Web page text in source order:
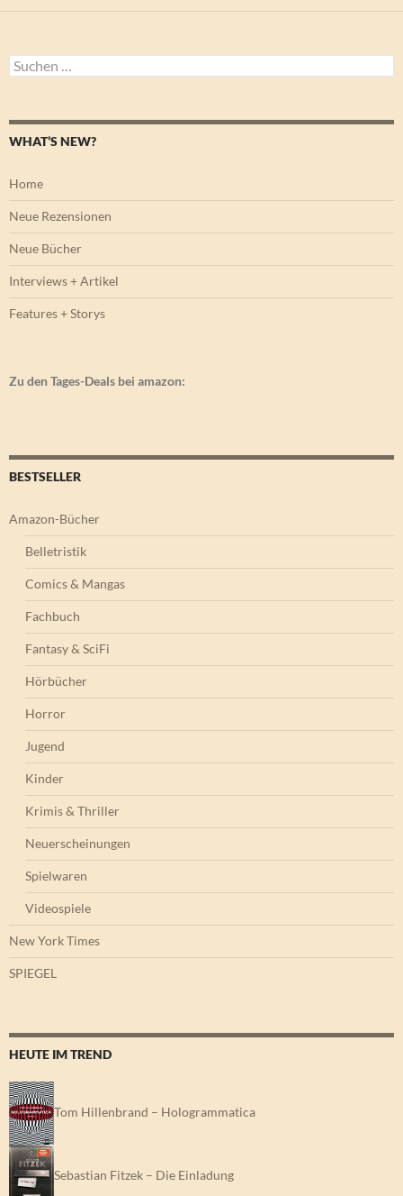
Suchen
nach:
WHAT’S NEW?
Home
Neue Rezensionen
Neue Bücher
Interviews + Artikel
Features + Storys
Zu den Tages-Deals bei amazon:
BESTSELLER
Amazon-Bücher
Belletristik
Comics & Mangas
Fachbuch
Fantasy & SciFi
Hörbücher
Horror
Jugend
Kinder
Krimis & Thriller
Neuerscheinungen
Spielwaren
Videospiele
New York Times
SPIEGEL
HEUTE IM TREND
Tom Hillenbrand – Hologrammatica
Sebastian Fitzek – Die Einladung